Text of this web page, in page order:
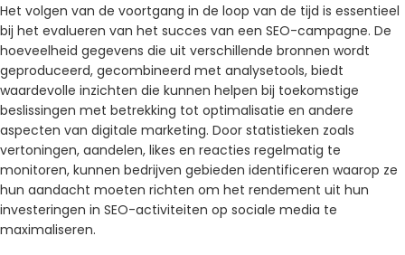
Het volgen van de voortgang in de loop van de tijd is essentieel
bij het evalueren van het succes van een SEO-campagne. De
hoeveelheid gegevens die uit verschillende bronnen wordt
geproduceerd, gecombineerd met analysetools, biedt
waardevolle inzichten die kunnen helpen bij toekomstige
beslissingen met betrekking tot optimalisatie en andere
aspecten van digitale marketing. Door statistieken zoals
vertoningen, aandelen, likes en reacties regelmatig te
monitoren, kunnen bedrijven gebieden identificeren waarop ze
hun aandacht moeten richten om het rendement uit hun
investeringen in SEO-activiteiten op sociale media te
maximaliseren.